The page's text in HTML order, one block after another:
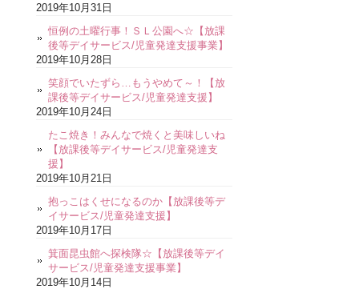
2019年10月31日
恒例の土曜行事！ＳＬ公園へ☆【放課
後等デイサービス/児童発達支援事業】
2019年10月28日
笑顔でいたずら…もうやめて～！【放
課後等デイサービス/児童発達支援】
2019年10月24日
たこ焼き！みんなで焼くと美味しいね
【放課後等デイサービス/児童発達支
援】
2019年10月21日
抱っこはくせになるのか【放課後等デ
イサービス/児童発達支援】
2019年10月17日
箕面昆虫館へ探検隊☆【放課後等デイ
サービス/児童発達支援事業】
2019年10月14日